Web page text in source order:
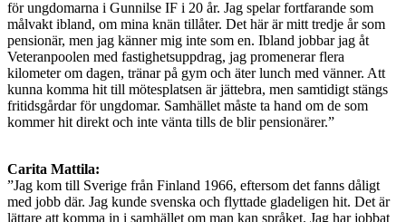
för ungdomarna i Gunnilse IF i 20 år. Jag spelar fortfarande som
målvakt ibland, om mina knän tillåter. Det här är mitt tredje år som
pensionär, men jag känner mig inte som en. Ibland jobbar jag åt
Veteranpoolen med fastighetsuppdrag, jag promenerar flera
kilometer om dagen, tränar på gym och äter lunch med vänner. Att
kunna komma hit till mötesplatsen är jättebra, men samtidigt stängs
fritidsgårdar för ungdomar. Samhället måste ta hand om de som
kommer hit direkt och inte vänta tills de blir pensionärer.”
Carita Mattila:
”Jag kom till Sverige från Finland 1966, eftersom det fanns dåligt
med jobb där. Jag kunde svenska och flyttade gladeligen hit. Det är
lättare att komma in i samhället om man kan språket. Jag har jobbat